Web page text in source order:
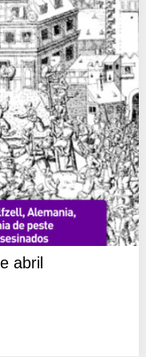
abril